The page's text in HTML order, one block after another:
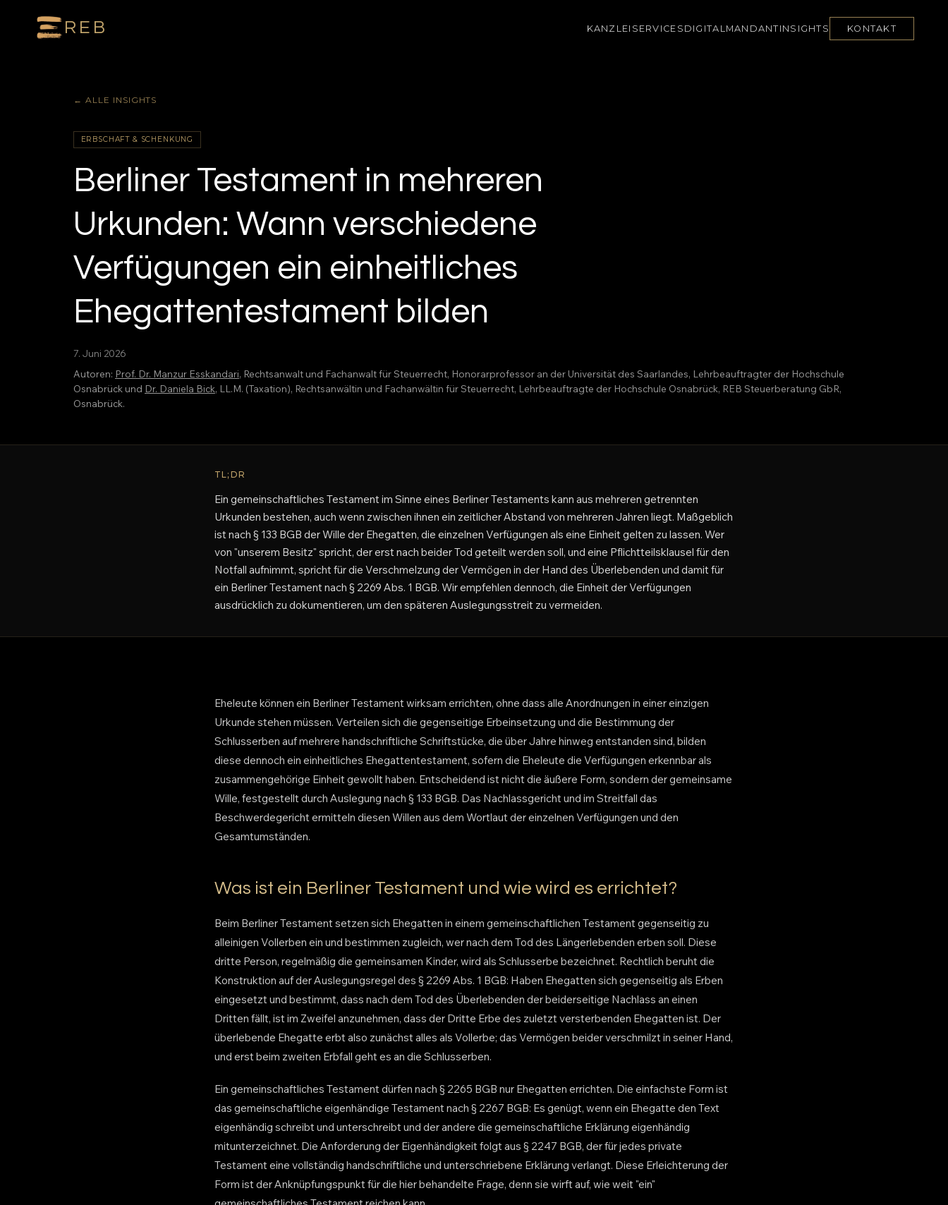
REB KANZLEI SERVICES DIGITAL MANDANT INSIGHTS KONTAKT
← ALLE INSIGHTS
ERBSCHAFT & SCHENKUNG
Berliner Testament in mehreren
Urkunden: Wann verschiedene
Verfügungen ein einheitliches
Ehegattentestament bilden
7. Juni 2026
Autoren: Prof. Dr. Manzur Esskandari, Rechtsanwalt und Fachanwalt für Steuerrecht, Honorarprofessor an der Universität des Saarlandes, Lehrbeauftragter der Hochschule
Osnabrück und Dr. Daniela Bick, LL.M. (Taxation), Rechtsanwältin und Fachanwältin für Steuerrecht, Lehrbeauftragte der Hochschule Osnabrück, REB Steuerberatung GbR,
Osnabrück.
TL;DR
Ein gemeinschaftliches Testament im Sinne eines Berliner Testaments kann aus mehreren getrennten
Urkunden bestehen, auch wenn zwischen ihnen ein zeitlicher Abstand von mehreren Jahren liegt. Maßgeblich
ist nach § 133 BGB der Wille der Ehegatten, die einzelnen Verfügungen als eine Einheit gelten zu lassen. Wer
von "unserem Besitz" spricht, der erst nach beider Tod geteilt werden soll, und eine Pflichtteilsklausel für den
Notfall aufnimmt, spricht für die Verschmelzung der Vermögen in der Hand des Überlebenden und damit für
ein Berliner Testament nach § 2269 Abs. 1 BGB. Wir empfehlen dennoch, die Einheit der Verfügungen
ausdrücklich zu dokumentieren, um den späteren Auslegungsstreit zu vermeiden.
Eheleute können ein Berliner Testament wirksam errichten, ohne dass alle Anordnungen in einer einzigen
Urkunde stehen müssen. Verteilen sich die gegenseitige Erbeinsetzung und die Bestimmung der
Schlusserben auf mehrere handschriftliche Schriftstücke, die über Jahre hinweg entstanden sind, bilden
diese dennoch ein einheitliches Ehegattentestament, sofern die Eheleute die Verfügungen erkennbar als
zusammengehörige Einheit gewollt haben. Entscheidend ist nicht die äußere Form, sondern der gemeinsame
Wille, festgestellt durch Auslegung nach § 133 BGB. Das Nachlassgericht und im Streitfall das
Beschwerdegericht ermitteln diesen Willen aus dem Wortlaut der einzelnen Verfügungen und den
Gesamtumständen.
Was ist ein Berliner Testament und wie wird es errichtet?
Beim Berliner Testament setzen sich Ehegatten in einem gemeinschaftlichen Testament gegenseitig zu
alleinigen Vollerben ein und bestimmen zugleich, wer nach dem Tod des Längerlebenden erben soll. Diese
dritte Person, regelmäßig die gemeinsamen Kinder, wird als Schlusserbe bezeichnet. Rechtlich beruht die
Konstruktion auf der Auslegungsregel des § 2269 Abs. 1 BGB: Haben Ehegatten sich gegenseitig als Erben
eingesetzt und bestimmt, dass nach dem Tod des Überlebenden der beiderseitige Nachlass an einen
Dritten fällt, ist im Zweifel anzunehmen, dass der Dritte Erbe des zuletzt versterbenden Ehegatten ist. Der
überlebende Ehegatte erbt also zunächst alles als Vollerbe; das Vermögen beider verschmilzt in seiner Hand,
und erst beim zweiten Erbfall geht es an die Schlusserben.
Ein gemeinschaftliches Testament dürfen nach § 2265 BGB nur Ehegatten errichten. Die einfachste Form ist
das gemeinschaftliche eigenhändige Testament nach § 2267 BGB: Es genügt, wenn ein Ehegatte den Text
eigenhändig schreibt und unterschreibt und der andere die gemeinschaftliche Erklärung eigenhändig
mitunterzeichnet. Die Anforderung der Eigenhändigkeit folgt aus § 2247 BGB, der für jedes private
Testament eine vollständig handschriftliche und unterschriebene Erklärung verlangt. Diese Erleichterung der
Form ist der Anknüpfungspunkt für die hier behandelte Frage, denn sie wirft auf, wie weit "ein"